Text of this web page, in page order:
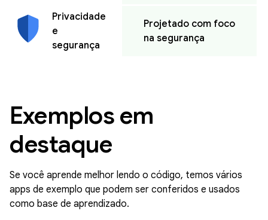
Privacidade
e
segurança
Projetado com foco
na segurança
Exemplos em
destaque
Se você aprende melhor lendo o código, temos vários
apps de exemplo que podem ser conferidos e usados
como base de aprendizado.